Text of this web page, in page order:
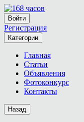
Войти
Регистрация
Категории
Главная
Статьи
Объявления
Фотоконкурс
Контакты
Назад